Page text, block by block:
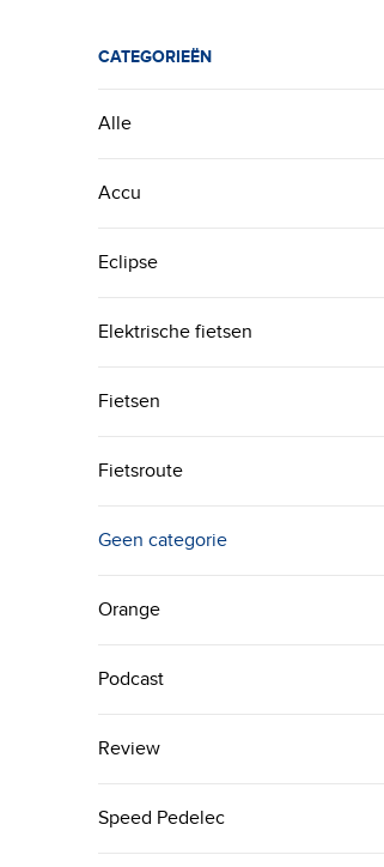
CATEGORIEËN
Alle
Accu
Eclipse
Elektrische fietsen
Fietsen
Fietsroute
Geen categorie
Orange
Podcast
Review
Speed Pedelec